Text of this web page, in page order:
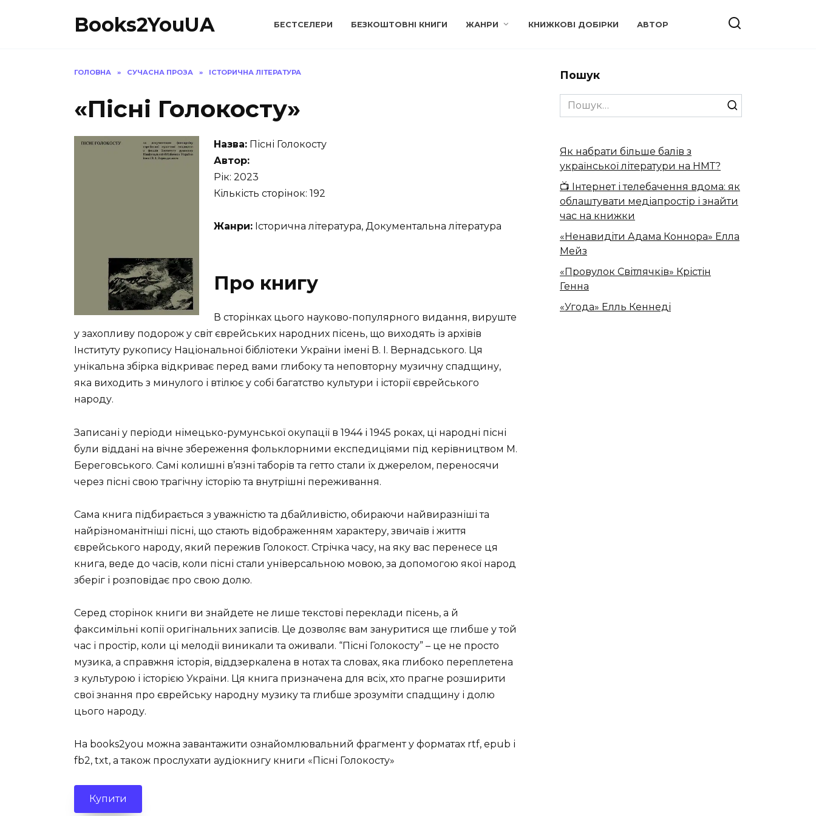
Books2YouUA БЕСТСЕЛЕРИ БЕЗКОШТОВНІ КНИГИ ЖАНРИ КНИЖКОВІ ДОБІРКИ АВТОР
ГОЛОВНА » СУЧАСНА ПРОЗА » ІСТОРИЧНА ЛІТЕРАТУРА
«Пісні Голокосту»
Назва: Пісні Голокосту
Автор:
Рік: 2023
Кількість сторінок: 192
Жанри: Історична література, Документальна література
Про книгу
В сторінках цього науково-популярного видання, вируште
у захопливу подорож у світ єврейських народних пісень, що виходять із архівів
Інституту рукопису Національної бібліотеки України імені В. І. Вернадського. Ця
унікальна збірка відкриває перед вами глибоку та неповторну музичну спадщину,
яка виходить з минулого і втілює у собі багатство культури і історії єврейського
народу.
Записані у періоди німецько-румунської окупації в 1944 і 1945 роках, ці народні пісні
були віддані на вічне збереження фольклорними експедиціями під керівництвом М.
Береговського. Самі колишні в’язні таборів та гетто стали їх джерелом, переносячи
через пісні свою трагічну історію та внутрішні переживання.
Сама книга підбирається з уважністю та дбайливістю, обираючи найвиразніші та
найрізноманітніші пісні, що стають відображенням характеру, звичаїв і життя
єврейського народу, який пережив Голокост. Стрічка часу, на яку вас перенесе ця
книга, веде до часів, коли пісні стали універсальною мовою, за допомогою якої народ
зберіг і розповідає про свою долю.
Серед сторінок книги ви знайдете не лише текстові переклади пісень, а й
факсимільні копії оригінальних записів. Це дозволяє вам зануритися ще глибше у той
час і простір, коли ці мелодії виникали та оживали. “Пісні Голокосту” – це не просто
музика, а справжня історія, віддзеркалена в нотах та словах, яка глибоко переплетена
з культурою і історією України. Ця книга призначена для всіх, хто прагне розширити
свої знання про єврейську народну музику та глибше зрозуміти спадщину і долю
цього народу.
На books2you можна завантажити ознайомлювальний фрагмент у форматах rtf, epub і
fb2, txt, а також прослухати аудіокнигу книги «Пісні Голокосту»
Купити
Пошук
Search
for:
Як набрати більше балів з
української літератури на НМТ?
📺 Інтернет і телебачення вдома: як
облаштувати медіапростір і знайти
час на книжки
«Ненавидіти Адама Коннора» Елла
Мейз
«Провулок Світлячків» Крістін
Генна
«Угода» Елль Кеннеді